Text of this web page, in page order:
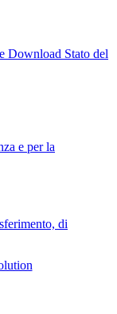
Download Stato del
e per la
di